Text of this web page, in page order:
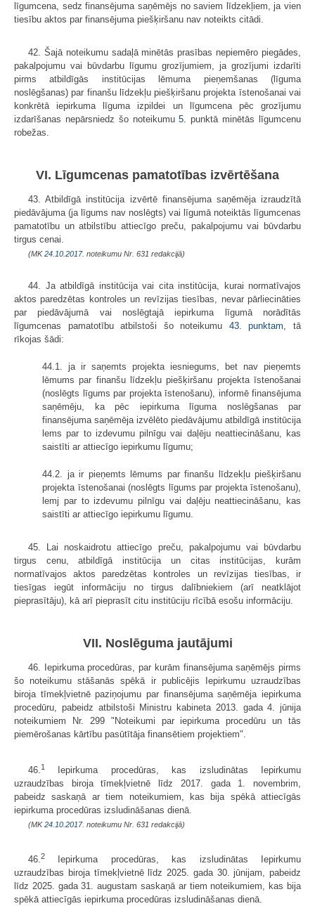
līgumcena, sedz finansējuma saņēmējs no saviem līdzekļiem, ja vien
tiesību aktos par finansējuma piešķiršanu nav noteikts citādi.
42. Šajā noteikumu sadaļā minētās prasības nepiemēro piegādes,
pakalpojumu vai būvdarbu līgumu grozījumiem, ja grozījumi izdarīti
pirms atbildīgās institūcijas lēmuma pieņemšanas (līguma
noslēgšanas) par finanšu līdzekļu piešķiršanu projekta īstenošanai vai
konkrētā iepirkuma līguma izpildei un līgumcena pēc grozījumu
izdarīšanas nepārsniedz šo noteikumu5. punktā minētās līgumcenu
robežas.
VI. Līgumcenas pamatotības izvērtēšana
43. Atbildīgā institūcija izvērtē finansējuma saņēmēja izraudzītā
piedāvājuma (ja līgums nav noslēgts) vai līgumā noteiktās līgumcenas
pamatotību un atbilstību attiecīgo preču, pakalpojumu vai būvdarbu
tirgus cenai.
(MK24.10.2017. noteikumu Nr. 631 redakcijā)
44. Ja atbildīgā institūcija vai cita institūcija, kurai normatīvajos
aktos paredzētas kontroles un revīzijas tiesības, nevar pārliecināties
par piedāvājumā vai noslēgtajā iepirkuma līgumā norādītās
līgumcenas pamatotību atbilstoši šo noteikumu 43. punktam , tā
rīkojas šādi:
44.1. ja ir saņemts projekta iesniegums, bet nav pieņemts
lēmums par finanšu līdzekļu piešķiršanu projekta īstenošanai
(noslēgts līgums par projekta īstenošanu), informē finansējuma
saņēmēju, ka pēc iepirkuma līguma noslēgšanas par
finansējuma saņēmēja izvēlēto piedāvājumu atbildīgā institūcija
lems par to izdevumu pilnīgu vai daļēju neattiecināšanu, kas
saistīti ar attiecīgo iepirkumu līgumu;
44.2. ja ir pieņemts lēmums par finanšu līdzekļu piešķiršanu
projekta īstenošanai (noslēgts līgums par projekta īstenošanu),
lemj par to izdevumu pilnīgu vai daļēju neattiecināšanu, kas
saistīti ar attiecīgo iepirkumu līgumu.
45. Lai noskaidrotu attiecīgo preču, pakalpojumu vai būvdarbu
tirgus cenu, atbildīgā institūcija un citas institūcijas, kurām
normatīvajos aktos paredzētas kontroles un revīzijas tiesības, ir
tiesīgas iegūt informāciju no tirgus dalībniekiem (arī neatklājot
pieprasītāju), kā arī pieprasīt citu institūciju rīcībā esošu informāciju.
VII. Noslēguma jautājumi
46. Iepirkuma procedūras, par kurām finansējuma saņēmējs pirms
šo noteikumu stāšanās spēkā ir publicējis Iepirkumu uzraudzības
biroja tīmekļvietnē paziņojumu par finansējuma saņēmēja iepirkuma
procedūru, pabeidz atbilstoši Ministru kabineta 2013. gada 4. jūnija
noteikumiem Nr. 299 "Noteikumi par iepirkuma procedūru un tās
piemērošanas kārtību pasūtītāja finansētiem projektiem".
46. 1
Iepirkuma procedūras, kas izsludinātas Iepirkumu
uzraudzības biroja tīmekļvietnē līdz 2017. gada 1. novembrim,
pabeidz saskaņā ar tiem noteikumiem, kas bija spēkā attiecīgās
iepirkuma procedūras izsludināšanas dienā.
(MK24.10.2017. noteikumu Nr. 631 redakcijā)
46.2
Iepirkuma procedūras, kas izsludinātas Iepirkumu
uzraudzības biroja tīmekļvietnē līdz 2025. gada 30. jūnijam, pabeidz
līdz 2025. gada 31. augustam saskaņā ar tiem noteikumiem, kas bija
spēkā attiecīgās iepirkuma procedūras izsludināšanas dienā.